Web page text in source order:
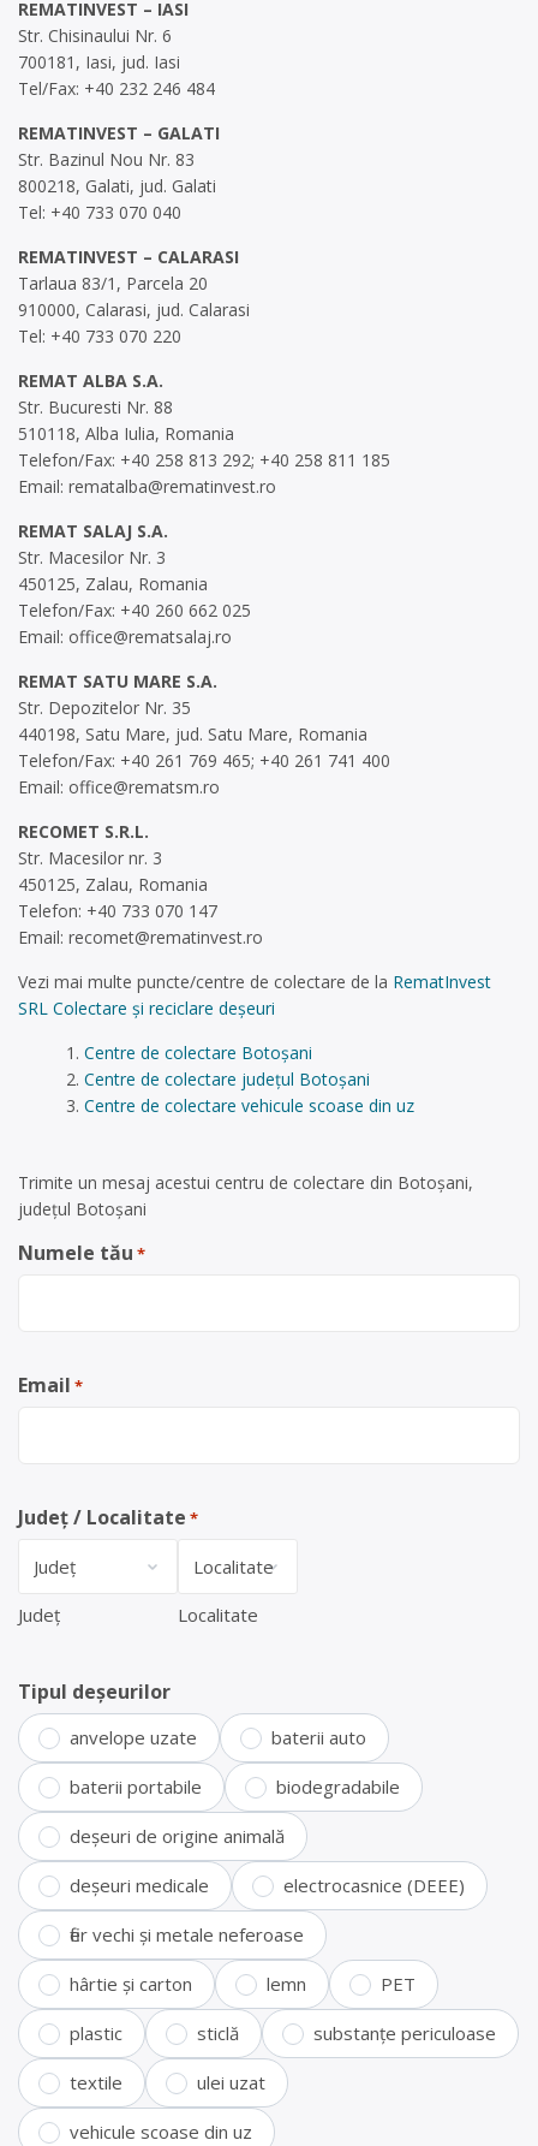
REMATINVEST – IASI
Str. Chisinaului Nr. 6
700181, Iasi, jud. Iasi
Tel/Fax: +40 232 246 484
REMATINVEST – GALATI
Str. Bazinul Nou Nr. 83
800218, Galati, jud. Galati
Tel: +40 733 070 040
REMATINVEST – CALARASI
Tarlaua 83/1, Parcela 20
910000, Calarasi, jud. Calarasi
Tel: +40 733 070 220
REMAT ALBA S.A.
Str. Bucuresti Nr. 88
510118, Alba Iulia, Romania
Telefon/Fax: +40 258 813 292; +40 258 811 185
Email: rematalba@rematinvest.ro
REMAT SALAJ S.A.
Str. Macesilor Nr. 3
450125, Zalau, Romania
Telefon/Fax: +40 260 662 025
Email: office@rematsalaj.ro
REMAT SATU MARE S.A.
Str. Depozitelor Nr. 35
440198, Satu Mare, jud. Satu Mare, Romania
Telefon/Fax: +40 261 769 465; +40 261 741 400
Email: office@rematsm.ro
RECOMET S.R.L.
Str. Macesilor nr. 3
450125, Zalau, Romania
Telefon: +40 733 070 147
Email: recomet@rematinvest.ro
Vezi mai multe puncte/centre de colectare de la RematInvest
SRL Colectare și reciclare deșeuri
Centre de colectare Botoșani
Centre de colectare județul Botoșani
Centre de colectare vehicule scoase din uz
Trimite un mesaj acestui centru de colectare din Botoșani,
județul Botoșani
Numele tău *
Email *
Județ / Localitate *
Județ Localitate
Tipul deșeurilor
anvelope uzate baterii auto
baterii portabile biodegradabile
deșeuri de origine animală
deșeuri medicale electrocasnice (DEEE)
fier vechi și metale neferoase
hârtie și carton lemn PET
plastic sticlă substanțe periculoase
textile ulei uzat
vehicule scoase din uz